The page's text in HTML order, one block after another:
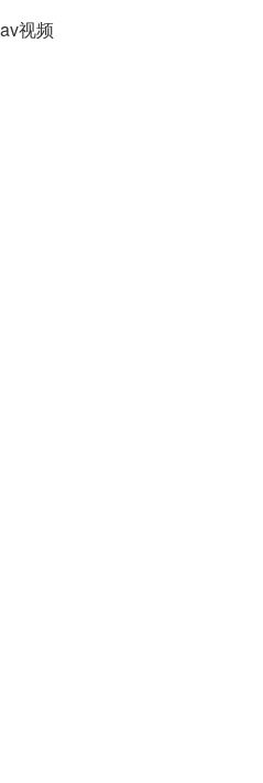
av视频